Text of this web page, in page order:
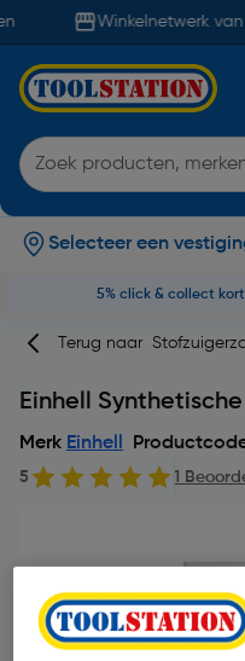
Winkelnetwerk van
Selecteer een
5% click & collect
Terug naar
Einhell
Merk Einhell
5 1